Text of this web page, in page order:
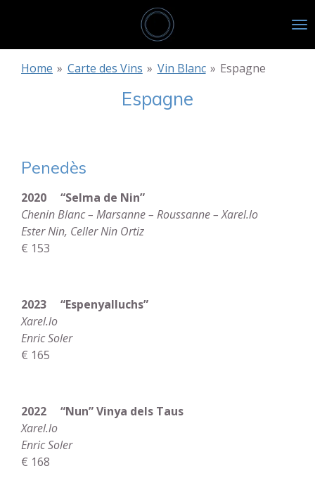
contenu
principal
Home » Carte des Vins » Vin Blanc » Espagne
Espagne
Penedès
2020 “Selma de Nin”
Chenin Blanc – Marsanne – Roussanne – Xarel.lo
Ester Nin, Celler Nin Ortiz
€ 153
2023 “Espenyalluchs”
Xarel.lo
Enric Soler
€ 165
2022 “Nun” Vinya dels Taus
Xarel.lo
Enric Soler
€ 168